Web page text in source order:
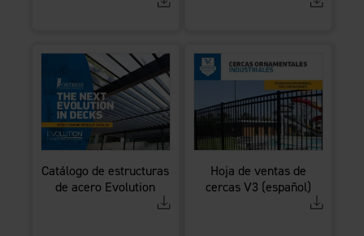
Catálogo de estructuras
de acero Evolution
Hoja de ventas de
cercas V3 (español)